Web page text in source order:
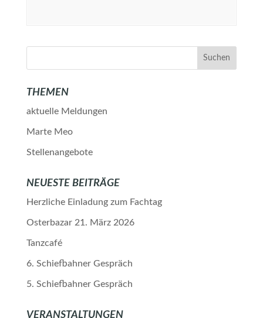
THEMEN
aktuelle Meldungen
Marte Meo
Stellenangebote
NEUESTE BEITRÄGE
Herzliche Einladung zum Fachtag
Osterbazar 21. März 2026
Tanzcafé
6. Schiefbahner Gespräch
5. Schiefbahner Gespräch
VERANSTALTUNGEN